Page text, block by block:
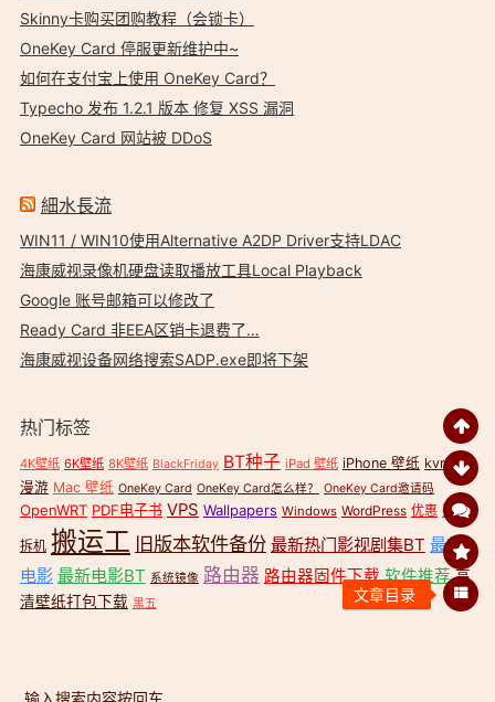
Skinny卡购买团购教程（会锁卡）
OneKey Card 停服更新维护中~
如何在支付宝上使用 OneKey Card？
Typecho 发布 1.2.1 版本 修复 XSS 漏洞
OneKey Card 网站被 DDoS
細水長流
WIN11 / WIN10使用Alternative A2DP Driver支持LDAC
海康威视录像机硬盘读取播放工具Local Playback
Google 账号邮箱可以修改了
Ready Card 非EEA区销卡退费了…
海康威视设备网络搜索SADP.exe即将下架
热门标签
4K壁纸 6K壁纸 8K壁纸 BlackFriday BT种子 iPad 壁纸 iPhone 壁纸 kvr无缝
漫游 Mac 壁纸 OneKey Card OneKey Card怎么样？ OneKey Card邀请码
OpenWRT PDF电子书 VPS Wallpapers Windows WordPress 优惠 壁纸
拆机 搬运工 旧版本软件备份 最新热门影视剧集BT 最新
电影 最新电影BT 系统镜像 路由器 路由器固件下载 软件推荐 高
清壁纸打包下载 黑五 文章目录